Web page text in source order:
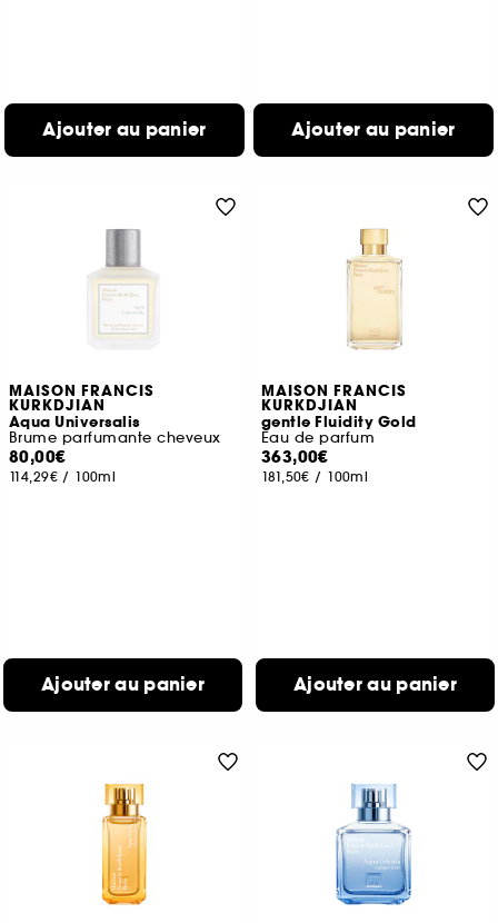
Ajouter au panier Ajouter au panier
MAISON FRANCIS
KURKDJIAN
Aqua Universalis
Brume parfumante cheveux
80,00€
114,29€ / 100ml
Ajouter au panier
MAISON FRANCIS
KURKDJIAN
gentle Fluidity Gold
Eau de parfum
363,00€
181,50€ / 100ml
Ajouter au panier